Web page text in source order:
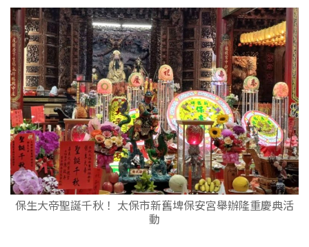
保生大帝聖誕千秋！ 太保市新舊埤保安宮舉辦隆重慶典活
動